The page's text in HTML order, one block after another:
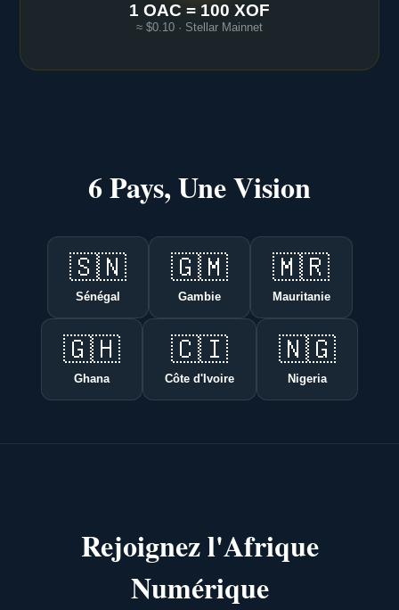
1 OAC = 100 XOF
≈ $0.10 · Stellar Mainnet
6 Pays, Une Vision
🇸🇳
Sénégal
🇬🇲
Gambie
🇲🇷
Mauritanie
🇬🇭
Ghana
🇨🇮
Côte d'Ivoire
🇳🇬
Nigeria
Rejoignez l'Afrique
Numérique